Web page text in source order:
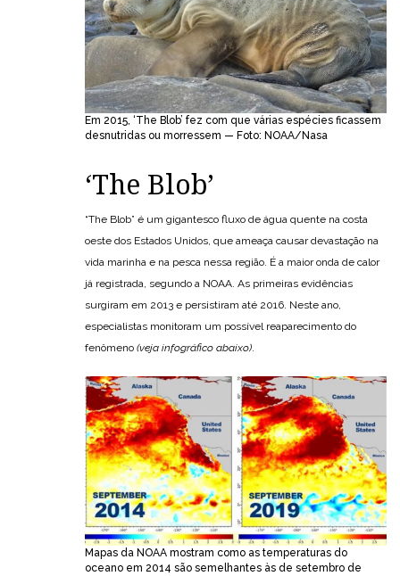
Em 2015, ‘The Blob’ fez com que várias espécies ficassem
desnutridas ou morressem — Foto: NOAA/Nasa
‘The Blob’
“The Blob” é um gigantesco fluxo de água quente na costa
oeste dos Estados Unidos, que ameaça causar devastação na
vida marinha e na pesca nessa região. É a maior onda de calor
já registrada, segundo a NOAA. As primeiras evidências
surgiram em 2013 e persistiram até 2016. Neste ano,
especialistas monitoram um possível reaparecimento do
fenômeno (veja infográfico abaixo).
Mapas da NOAA mostram como as temperaturas do
oceano em 2014 são semelhantes às de setembro de